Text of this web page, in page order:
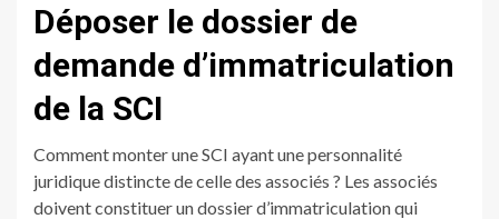
Déposer le dossier de
demande d’immatriculation
de la SCI
Comment monter une SCI ayant une personnalité
juridique distincte de celle des associés ? Les associés
doivent constituer un dossier d’immatriculation qui